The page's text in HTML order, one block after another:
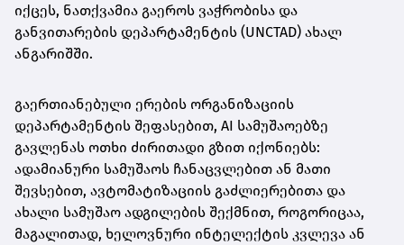
იქცეს, ნათქვამია გაეროს ვაჭრობისა და
განვითარების დეპარტამენტის (UNCTAD) ახალ
ანგარიშში.
გაერთიანებული ერების ორგანიზაციის
დეპარტამენტის შეფასებით, AI სამუშაოებზე
გავლენას ოთხი ძირითადი გზით იქონიებს:
ადამიანური სამუშაოს ჩანაცვლებით ან მათი
შევსებით, ავტომატიზაციის გაძლიერებითა და
ახალი სამუშაო ადგილების შექმნით, როგორიცაა,
მაგალითად, ხელოვნური ინტელექტის კვლევა ან